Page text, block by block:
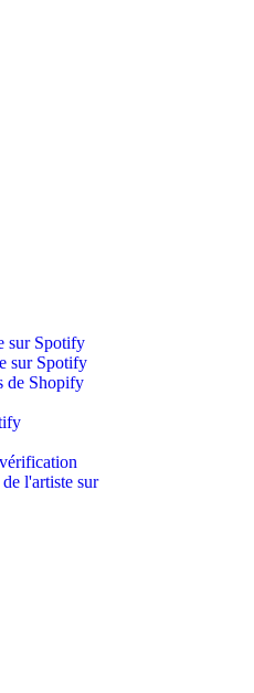
sur Spotify
sur Spotify
de Shopify
l'artiste sur